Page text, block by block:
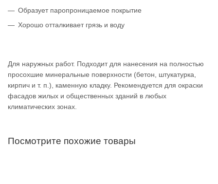
Образует паропроницаемое покрытие
Хорошо отталкивает грязь и воду
Для наружных работ. Подходит для нанесения на полностью
просохшие минеральные поверхности (бетон, штукатурка,
кирпич и т. п.), каменную кладку. Рекомендуется для окраски
фасадов жилых и общественных зданий в любых
климатических зонах.
Посмотрите похожие товары